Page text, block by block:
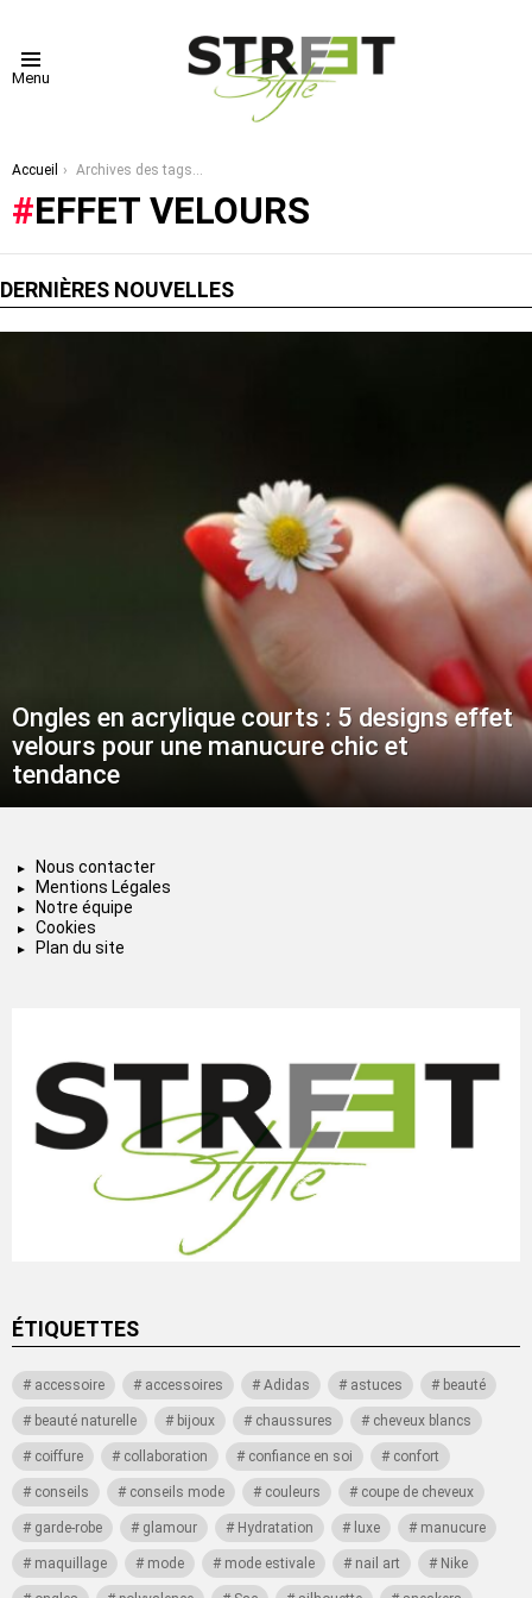
Menu
Vous êtes ici :
Accueil Archives des tags : effet velours
EFFET VELOURS
DERNIÈRES NOUVELLES
Ongles en acrylique courts : 5 designs effet
velours pour une manucure chic et
tendance
Nous contacter
Mentions Légales
Notre équipe
Cookies
Plan du site
ÉTIQUETTES
accessoire accessoires Adidas astuces beauté
beauté naturelle bijoux chaussures cheveux blancs
coiffure collaboration confiance en soi confort
conseils conseils mode couleurs coupe de cheveux
garde-robe glamour Hydratation luxe manucure
maquillage mode mode estivale nail art Nike